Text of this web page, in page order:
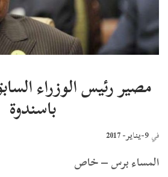
مصير رئيس الوزراء
باسندوة
في 9-يناير- 2017
المساء برس – خاص